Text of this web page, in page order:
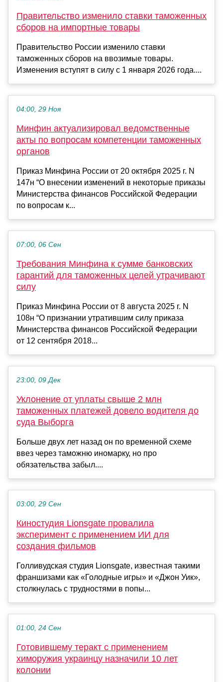
Правительство изменило ставки таможенных
сборов на импортные товары
Правительство России изменило ставки
таможенных сборов на ввозимые товары.
Изменения вступят в силу с 1 января 2026 года....
04:00, 29 Ноя
Минфин актуализировал ведомственные
акты по вопросам компетенции таможенных
органов
Приказ Минфина России от 20 октября 2025 г. N
147н “О внесении изменений в некоторые приказы
Министерства финансов Российской Федерации
по вопросам к...
07:00, 06 Сен
Требования Минфина к сумме банковских
гарантий для таможенных целей утрачивают
силу
Приказ Минфина России от 8 августа 2025 г. N
108н “О признании утратившим силу приказа
Министерства финансов Российской Федерации
от 12 сентября 2018...
23:00, 09 Дек
Уклонение от уплаты свыше 2 млн
таможенных платежей довело водителя до
суда Выборга
Больше двух лет назад он по временной схеме
ввез через таможню иномарку, но про
обязательства забыл....
03:00, 29 Сен
Киностудия Lionsgate провалила
эксперимент с применением ИИ для
создания фильмов
Голливудская студия Lionsgate, известная такими
франшизами как «Голодные игры» и «Джон Уик»,
столкнулась с трудностями в попы...
01:00, 24 Сен
Готовившему теракт с применением
химоружия украинцу назначили 10 лет
колонии